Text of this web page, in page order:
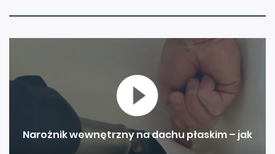
Narożnik wewnętrzny na dachu płaskim – jak
go prawidłowo wykonać?